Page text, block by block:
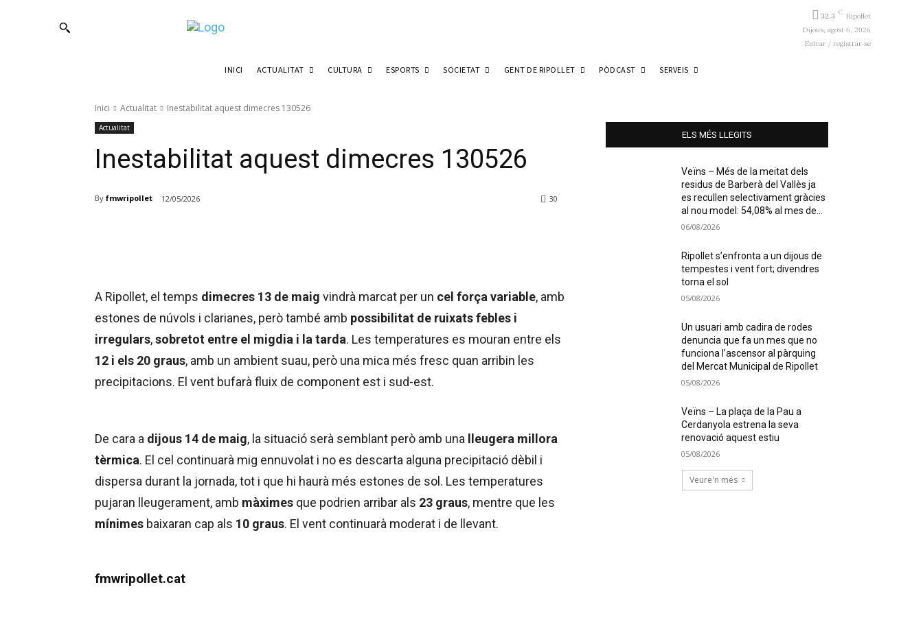
32.3 C Ripollet
Dijous, agost 6, 2026
Entrar / registrar-se
INICI ACTUALITAT CULTURA ESPORTS SOCIETAT GENT DE RIPOLLET PÒDCAST SERVEIS
Inici Actualitat Inestabilitat aquest dimecres 130526
Actualitat
Inestabilitat aquest dimecres 130526
By fmwripollet 12/05/2026 30
A Ripollet, el temps dimecres 13 de maig vindrà marcat per un cel força variable, amb
estones de núvols i clarianes, però també amb possibilitat de ruixats febles i
irregulars,sobretot entre el migdia i la tarda. Les temperatures es mouran entre els
12 i els 20 graus, amb un ambient suau, però una mica més fresc quan arribin les
precipitacions. El vent bufarà fluix de component est i sud-est.
De cara a dijous 14 de maig, la situació serà semblant però amb una
lleugera millora
tèrmica. El cel continuarà mig ennuvolat i no es descarta alguna precipitació dèbil i
dispersa durant la jornada, tot i que hi haurà més estones de sol. Les temperatures
pujaran lleugerament, amb màximes que podrien arribar als 23 graus, mentre que les
mínimes baixaran cap als 10 graus. El vent continuarà moderat i de llevant.
fmwripollet.cat
ELS MÉS LLEGITS
Veïns – Més de la meitat dels
residus de Barberà del Vallès ja
es recullen selectivament gràcies
al nou model: 54,08% al mes de...
06/08/2026
Ripollet s’enfronta a un dijous de
tempestes i vent fort; divendres
torna el sol
05/08/2026
Un usuari amb cadira de rodes
denuncia que fa un mes que no
funciona l’ascensor al pàrquing
del Mercat Municipal de Ripollet
05/08/2026
Veïns – La plaça de la Pau a
Cerdanyola estrena la seva
renovació aquest estiu
05/08/2026
Veure'n més